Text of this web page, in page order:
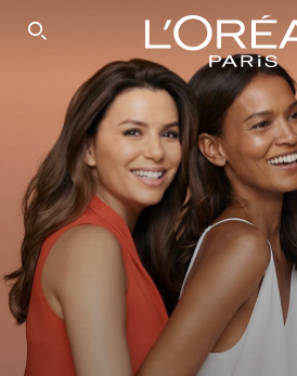
SEARCH THIS SITE